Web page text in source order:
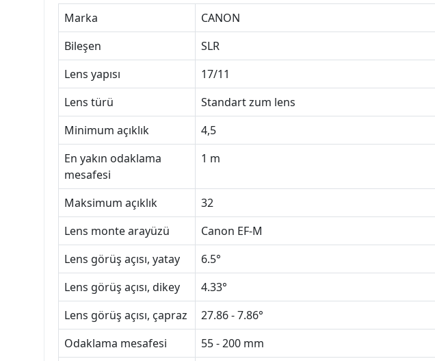
Marka
CANON
Bileşen
SLR
Lens yapısı
17/11
Lens türü
Standart zum lens
Minimum açıklık
4,5
En yakın odaklama
mesafesi
1 m
Maksimum açıklık
32
Lens monte arayüzü
Canon EF-M
Lens görüş açısı, yatay
6.5°
Lens görüş açısı, dikey
4.33°
Lens görüş açısı, çapraz
27.86 - 7.86°
Odaklama mesafesi
55 - 200 mm